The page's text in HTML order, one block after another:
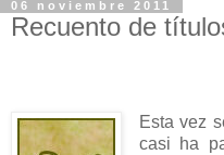
06 noviembre 2011
Recuento de
Esta vez
casi ha